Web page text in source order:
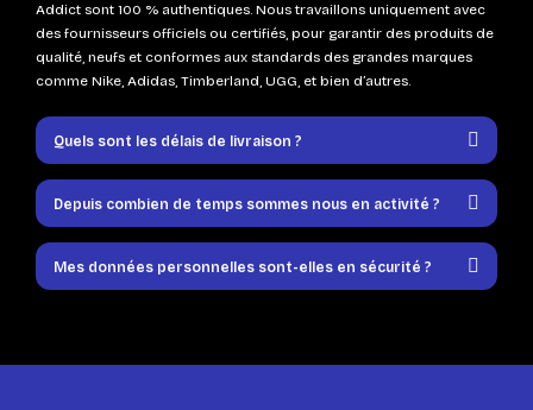
Addict sont 100 % authentiques. Nous travaillons uniquement avec
des fournisseurs officiels ou certifiés, pour garantir des produits de
qualité, neufs et conformes aux standards des grandes marques
comme Nike, Adidas, Timberland, UGG, et bien d’autres.
Quels sont les délais de livraison ?
Depuis combien de temps sommes nous en activité ?
Mes données personnelles sont-elles en sécurité ?